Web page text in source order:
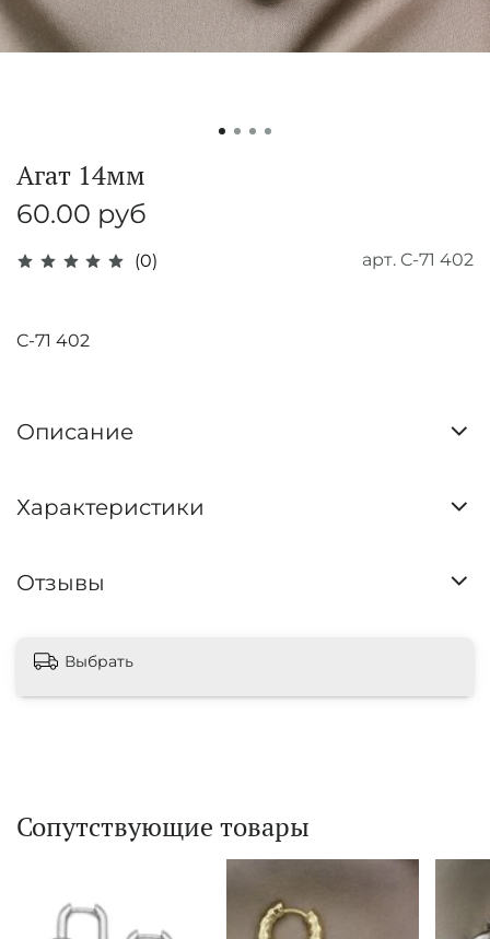
(0) арт. C-71 402
Агат 14мм
60.00 руб
C-71 402
Описание
Характеристики
Отзывы
Выбрать
Сопутствующие товары